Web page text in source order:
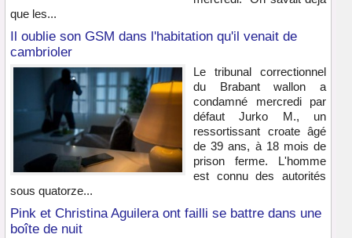
que les...
Il oublie son GSM dans l'habitation qu'il venait de
cambrioler
Le tribunal correctionnel
du Brabant wallon a
condamné mercredi par
défaut Jurko M., un
ressortissant croate âgé
de 39 ans, à 18 mois de
prison ferme. L'homme
est connu des autorités
sous quatorze...
Pink et Christina Aguilera ont failli se battre dans une
boîte de nuit